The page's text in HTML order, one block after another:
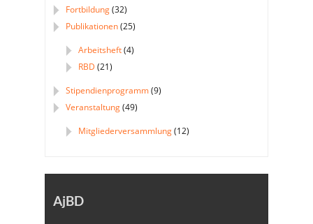
Fortbildung(32)
Publikationen(25)
Arbeitsheft(4)
RBD (21)
Stipendienprogramm(9)
Veranstaltung(49)
Mitgliederversammlung(12)
AjBD